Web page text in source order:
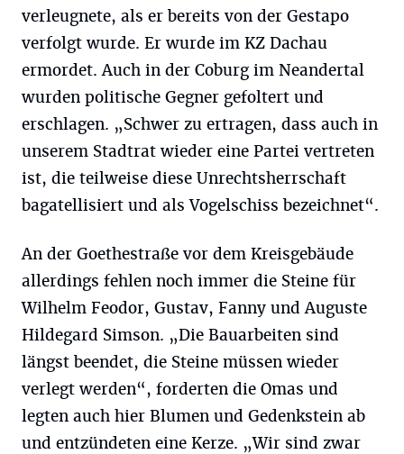
verleugnete, als er bereits von der Gestapo
verfolgt wurde. Er wurde im KZ Dachau
ermordet. Auch in der Coburg im Neandertal
wurden politische Gegner gefoltert und
erschlagen. „Schwer zu ertragen, dass auch in
unserem Stadtrat wieder eine Partei vertreten
ist, die teilweise diese Unrechtsherrschaft
bagatellisiert und als Vogelschiss bezeichnet“.
An der Goethestraße vor dem Kreisgebäude
allerdings fehlen noch immer die Steine für
Wilhelm Feodor, Gustav, Fanny und Auguste
Hildegard Simson. „Die Bauarbeiten sind
längst beendet, die Steine müssen wieder
verlegt werden“, forderten die Omas und
legten auch hier Blumen und Gedenkstein ab
und entzündeten eine Kerze. „Wir sind zwar